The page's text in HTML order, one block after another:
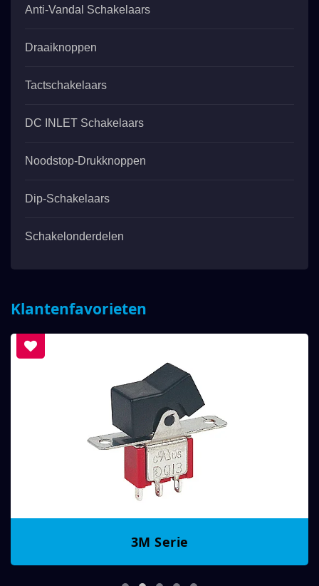
Anti-Vandal Schakelaars
Draaiknoppen
Tactschakelaars
DC INLET Schakelaars
Noodstop-Drukknoppen
Dip-Schakelaars
Schakelonderdelen
Klantenfavorieten
3M Serie